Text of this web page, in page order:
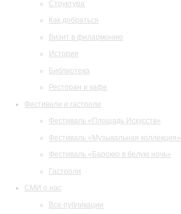
Структура
Как добраться
Визит в филармонию
История
Библиотека
Ресторан и кафе
Фестивали и гастроли
Фестиваль «Площадь Искусств»
Фестиваль «Музыкальная коллекция»
Фестиваль «Барокко в белую ночь»
Гастроли
СМИ о нас
Все публикации